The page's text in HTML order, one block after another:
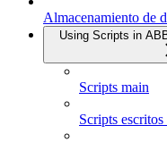
Almacenamiento de
Using Scripts in
Scripts main
Scripts